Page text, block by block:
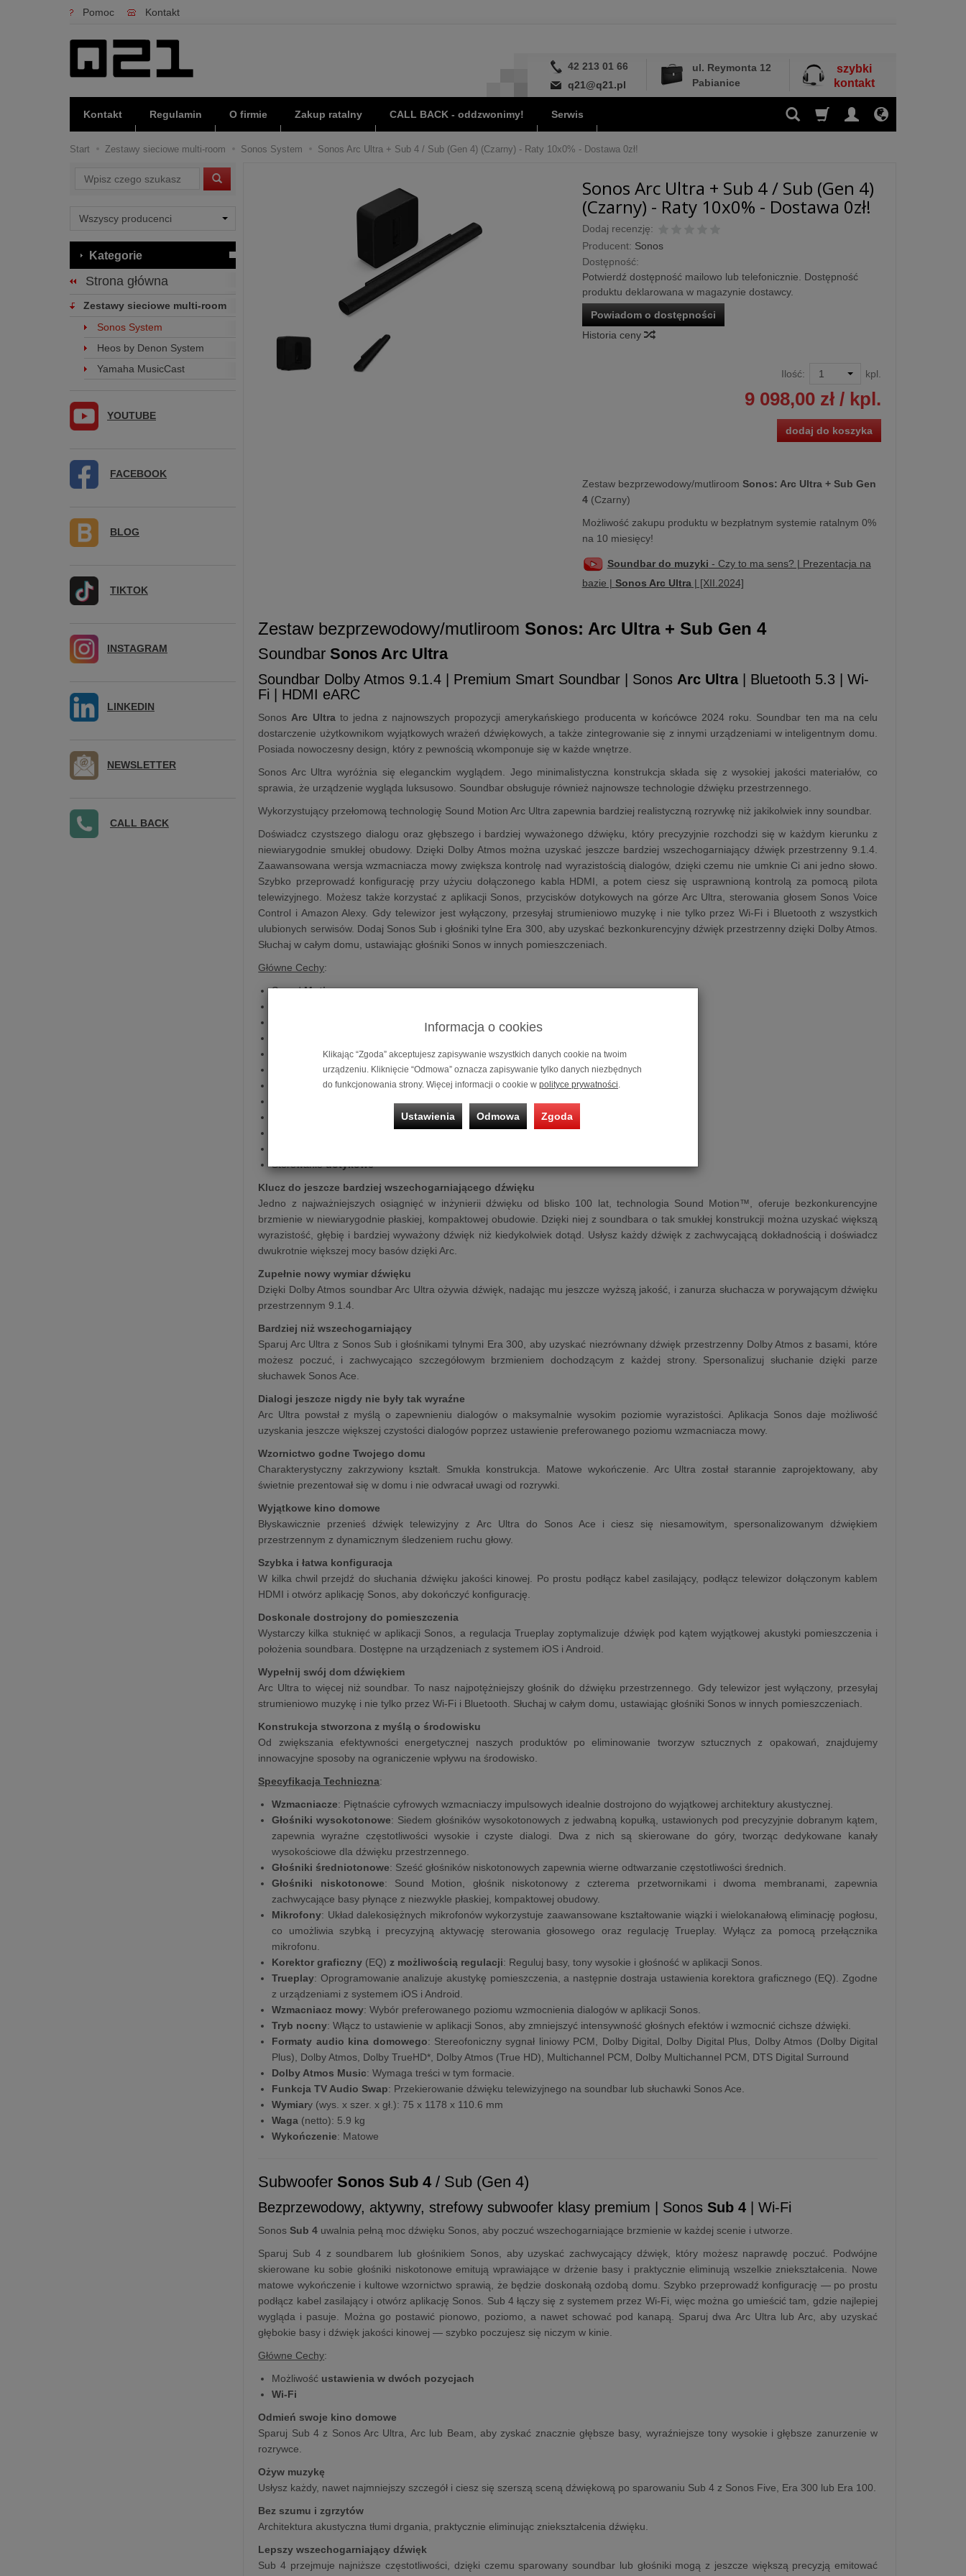
Pomoc Kontakt
42 213 01 66
q21@q21.pl
ul. Reymonta 12
Pabianice
szybki
kontakt
Kontakt Regulamin O firmie Zakup ratalny CALL BACK - oddzwonimy! Serwis
Start Zestawy sieciowe multi-room Sonos System Sonos Arc Ultra + Sub 4 / Sub (Gen 4) (Czarny) - Raty 10x0% - Dostawa 0zł!
Sonos Arc Ultra + Sub 4 / Sub (Gen 4)
(Czarny) - Raty 10x0% - Dostawa 0zł!
Dodaj recenzję:
Producent: Sonos
Dostępność:
Potwierdź dostępność mailowo lub telefonicznie. Dostępność
produktu deklarowana w magazynie dostawcy.
Powiadom o dostępności
Historia ceny
Ilość: kpl.
9 098,00 zł/ kpl.
dodaj do koszyka
Zestaw bezprzewodowy/mutliroom Sonos: Arc Ultra + Sub Gen
4 (Czarny)
Możliwość zakupu produktu w bezpłatnym systemie ratalnym 0%
na 10 miesięcy!
Soundbar do muzyki - Czy to ma sens? | Prezentacja na
bazie | Sonos Arc Ultra| [XII.2024]
Zestaw bezprzewodowy/mutliroom Sonos: Arc Ultra + Sub Gen 4
Soundbar Sonos Arc Ultra
Soundbar Dolby Atmos 9.1.4 | Premium Smart Soundbar | Sonos Arc Ultra| Bluetooth 5.3 | Wi-
Fi | HDMI eARC
Sonos Arc Ultra to jedna z najnowszych propozycji amerykańskiego producenta w końcówce 2024 roku. Soundbar ten ma na celu
dostarczenie użytkownikom wyjątkowych wrażeń dźwiękowych, a także zintegrowanie się z innymi urządzeniami w inteligentnym domu.
Posiada nowoczesny design, który z pewnością wkomponuje się w każde wnętrze.
Sonos Arc Ultra wyróżnia się eleganckim wyglądem. Jego minimalistyczna konstrukcja składa się z wysokiej jakości materiałów, co
sprawia, że urządzenie wygląda luksusowo. Soundbar obsługuje również najnowsze technologie dźwięku przestrzennego.
Wykorzystujący przełomową technologię Sound Motion Arc Ultra zapewnia bardziej realistyczną rozrywkę niż jakikolwiek inny soundbar.
Doświadcz czystszego dialogu oraz głębszego i bardziej wyważonego dźwięku, który precyzyjnie rozchodzi się w każdym kierunku z
niewiarygodnie smukłej obudowy. Dzięki Dolby Atmos można uzyskać jeszcze bardziej wszechogarniający dźwięk przestrzenny 9.1.4.
Zaawansowana wersja wzmacniacza mowy zwiększa kontrolę nad wyrazistością dialogów, dzięki czemu nie umknie Ci ani jedno słowo.
Szybko przeprowadź konfigurację przy użyciu dołączonego kabla HDMI, a potem ciesz się usprawnioną kontrolą za pomocą pilota
telewizyjnego. Możesz także korzystać z aplikacji Sonos, przycisków dotykowych na górze Arc Ultra, sterowania głosem Sonos Voice
Control i Amazon Alexy. Gdy telewizor jest wyłączony, przesyłaj strumieniowo muzykę i nie tylko przez Wi-Fi i Bluetooth z wszystkich
ulubionych serwisów. Dodaj Sonos Sub i głośniki tylne Era 300, aby uzyskać bezkonkurencyjny dźwięk przestrzenny dzięki Dolby Atmos.
Słuchaj w całym domu, ustawiając głośniki Sonos w innych pomieszczeniach.
Główne Cechy:
SoundMotion
pilotem telewizyjnym
Sterowaniedotykowe
Klucz do jeszcze bardziej wszechogarniającego dźwięku
Jedno z najważniejszych osiągnięć w inżynierii dźwięku od blisko 100 lat, technologia Sound Motion™, oferuje bezkonkurencyjne
brzmienie w niewiarygodnie płaskiej, kompaktowej obudowie. Dzięki niej z soundbara o tak smukłej konstrukcji można uzyskać większą
wyrazistość, głębię i bardziej wyważony dźwięk niż kiedykolwiek dotąd. Usłysz każdy dźwięk z zachwycającą dokładnością i doświadcz
dwukrotnie większej mocy basów dzięki Arc.
Zupełnie nowy wymiar dźwięku
Dzięki Dolby Atmos soundbar Arc Ultra ożywia dźwięk, nadając mu jeszcze wyższą jakość, i zanurza słuchacza w porywającym dźwięku
przestrzennym 9.1.4.
Bardziej niż wszechogarniający
Sparuj Arc Ultra z Sonos Sub i głośnikami tylnymi Era 300, aby uzyskać niezrównany dźwięk przestrzenny Dolby Atmos z basami, które
możesz poczuć, i zachwycająco szczegółowym brzmieniem dochodzącym z każdej strony. Spersonalizuj słuchanie dzięki parze
słuchawek Sonos Ace.
Dialogi jeszcze nigdy nie były tak wyraźne
Arc Ultra powstał z myślą o zapewnieniu dialogów o maksymalnie wysokim poziomie wyrazistości. Aplikacja Sonos daje możliwość
uzyskania jeszcze większej czystości dialogów poprzez ustawienie preferowanego poziomu wzmacniacza mowy.
Wzornictwo godne Twojego domu
Charakterystyczny zakrzywiony kształt. Smukła konstrukcja. Matowe wykończenie. Arc Ultra został starannie zaprojektowany, aby
świetnie prezentował się w domu i nie odwracał uwagi od rozrywki.
Wyjątkowe kino domowe
Błyskawicznie przenieś dźwięk telewizyjny z Arc Ultra do Sonos Ace i ciesz się niesamowitym, spersonalizowanym dźwiękiem
przestrzennym z dynamicznym śledzeniem ruchu głowy.
Szybka i łatwa konfiguracja
W kilka chwil przejdź do słuchania dźwięku jakości kinowej. Po prostu podłącz kabel zasilający, podłącz telewizor dołączonym kablem
HDMI i otwórz aplikację Sonos, aby dokończyć konfigurację.
Doskonale dostrojony do pomieszczenia
Wystarczy kilka stuknięć w aplikacji Sonos, a regulacja Trueplay zoptymalizuje dźwięk pod kątem wyjątkowej akustyki pomieszczenia i
położenia soundbara. Dostępne na urządzeniach z systemem iOS i Android.
Wypełnij swój dom dźwiękiem
Arc Ultra to więcej niż soundbar. To nasz najpotężniejszy głośnik do dźwięku przestrzennego. Gdy telewizor jest wyłączony, przesyłaj
strumieniowo muzykę i nie tylko przez Wi-Fi i Bluetooth. Słuchaj w całym domu, ustawiając głośniki Sonos w innych pomieszczeniach.
Konstrukcja stworzona z myślą o środowisku
Od zwiększania efektywności energetycznej naszych produktów po eliminowanie tworzyw sztucznych z opakowań, znajdujemy
innowacyjne sposoby na ograniczenie wpływu na środowisko.
Specyfikacja Techniczna:
Wzmacniacze: Piętnaście cyfrowych wzmacniaczy impulsowych idealnie dostrojono do wyjątkowej architektury akustycznej.
Głośniki wysokotonowe: Siedem głośników wysokotonowych z jedwabną kopułką, ustawionych pod precyzyjnie dobranym kątem,
zapewnia wyraźne częstotliwości wysokie i czyste dialogi. Dwa z nich są skierowane do góry, tworząc dedykowane kanały
wysokościowe dla dźwięku przestrzennego.
Głośniki średniotonowe: Sześć głośników niskotonowych zapewnia wierne odtwarzanie częstotliwości średnich.
Głośniki niskotonowe: Sound Motion, głośnik niskotonowy z czterema przetwornikami i dwoma membranami, zapewnia
zachwycające basy płynące z niezwykle płaskiej, kompaktowej obudowy.
Mikrofony: Układ dalekosiężnych mikrofonów wykorzystuje zaawansowane kształtowanie wiązki i wielokanałową eliminację pogłosu,
co umożliwia szybką i precyzyjną aktywację sterowania głosowego oraz regulację Trueplay. Wyłącz za pomocą przełącznika
mikrofonu.
Korektor graficzny (EQ) z możliwością regulacji: Reguluj basy, tony wysokie i głośność w aplikacji Sonos.
Trueplay: Oprogramowanie analizuje akustykę pomieszczenia, a następnie dostraja ustawienia korektora graficznego (EQ). Zgodne
z urządzeniami z systemem iOS i Android.
Wzmacniacz mowy: Wybór preferowanego poziomu wzmocnienia dialogów w aplikacji Sonos.
Tryb nocny: Włącz to ustawienie w aplikacji Sonos, aby zmniejszyć intensywność głośnych efektów i wzmocnić cichsze dźwięki.
Formaty audio kina domowego: Stereofoniczny sygnał liniowy PCM, Dolby Digital, Dolby Digital Plus, Dolby Atmos (Dolby Digital
Plus), Dolby Atmos, Dolby TrueHD*, Dolby Atmos (True HD), Multichannel PCM, Dolby Multichannel PCM, DTS Digital Surround
Dolby Atmos Music: Wymaga treści w tym formacie.
Funkcja TV Audio Swap: Przekierowanie dźwięku telewizyjnego na soundbar lub słuchawki Sonos Ace.
Wymiary (wys. x szer. x gł.): 75 x 1178 x 110.6 mm
Waga (netto): 5.9 kg
Wykończenie: Matowe
Subwoofer Sonos Sub 4 / Sub (Gen 4)
Bezprzewodowy, aktywny, strefowy subwoofer klasy premium | SonosSub 4 | Wi-Fi
SonosSub 4 uwalnia pełną moc dźwięku Sonos, aby poczuć wszechogarniające brzmienie w każdej scenie i utworze.
Sparuj Sub 4 z soundbarem lub głośnikiem Sonos, aby uzyskać zachwycający dźwięk, który możesz naprawdę poczuć. Podwójne
skierowane ku sobie głośniki niskotonowe emitują wprawiające w drżenie basy i praktycznie eliminują wszelkie zniekształcenia. Nowe
matowe wykończenie i kultowe wzornictwo sprawią, że będzie doskonałą ozdobą domu. Szybko przeprowadź konfigurację — po prostu
podłącz kabel zasilający i otwórz aplikację Sonos. Sub 4 łączy się z systemem przez Wi-Fi, więc można go umieścić tam, gdzie najlepiej
wygląda i pasuje. Można go postawić pionowo, poziomo, a nawet schować pod kanapą. Sparuj dwa Arc Ultra lub Arc, aby uzyskać
głębokie basy i dźwięk jakości kinowej — szybko poczujesz się niczym w kinie.
Główne Cechy:
Możliwość ustawienia w dwóch pozycjach
Wi-Fi
Odmień swoje kino domowe
Sparuj Sub 4 z Sonos Arc Ultra, Arc lub Beam, aby zyskać znacznie głębsze basy, wyraźniejsze tony wysokie i głębsze zanurzenie w
rozrywce.
Ożyw muzykę
Usłysz każdy, nawet najmniejszy szczegół i ciesz się szerszą sceną dźwiękową po sparowaniu Sub 4 z Sonos Five, Era 300 lub Era 100.
Bez szumu i zgrzytów
Architektura akustyczna tłumi drgania, praktycznie eliminując zniekształcenia dźwięku.
Lepszy wszechogarniający dźwięk
Sub 4 przejmuje najniższe częstotliwości, dzięki czemu sparowany soundbar lub głośniki mogą z jeszcze większą precyzją emitować
Wyszukaj
Kategorie
Strona główna
Zestawy sieciowe multi-room
Sonos System
Heos by Denon System
Yamaha MusicCast
YOUTUBE
FACEBOOK
BLOG
TIKTOK
INSTAGRAM
LINKEDIN
NEWSLETTER
CALL BACK
Informacja o cookies
Klikając “Zgoda” akceptujesz zapisywanie wszystkich danych cookie na twoim
urządzeniu. Kliknięcie “Odmowa” oznacza zapisywanie tylko danych niezbędnych
do funkcjonowania strony. Więcej informacji o cookie w polityce prywatności.
Ustawienia Odmowa Zgoda